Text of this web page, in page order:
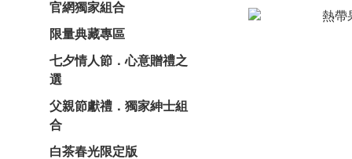
官網獨家組合
限量典藏專區
七夕情人節．心意贈禮之
選
父親節獻禮．獨家紳士組
合
白茶春光限定版